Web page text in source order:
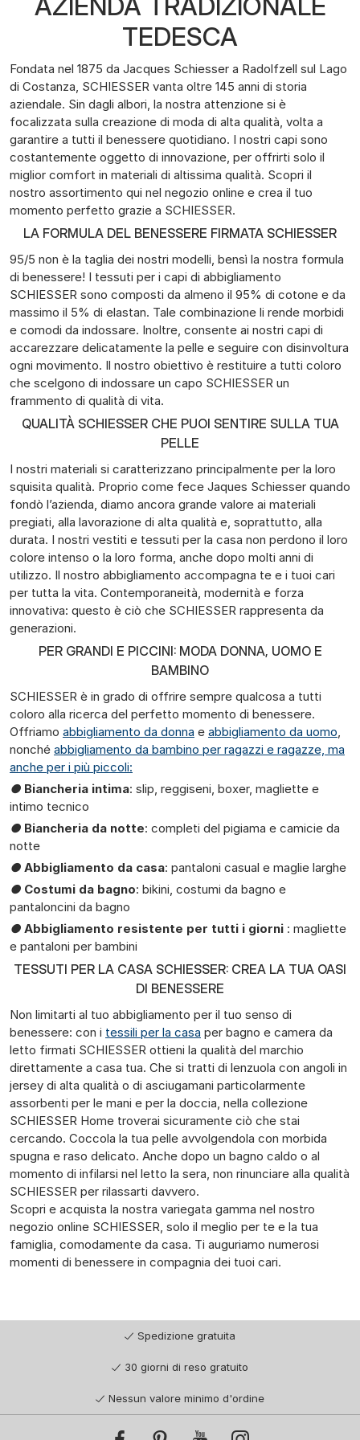
TEDESCA
Fondata nel 1875 da Jacques Schiesser a Radolfzell sul Lago
di Costanza, SCHIESSER vanta oltre 145 anni di storia
aziendale. Sin dagli albori, la nostra attenzione si è
focalizzata sulla creazione di moda di alta qualità, volta a
garantire a tutti il benessere quotidiano. I nostri capi sono
costantemente oggetto di innovazione, per offrirti solo il
miglior comfort in materiali di altissima qualità. Scopri il
nostro assortimento qui nel negozio online e crea il tuo
momento perfetto grazie a SCHIESSER.
LA FORMULA DEL BENESSERE FIRMATA SCHIESSER
95/5 non è la taglia dei nostri modelli, bensì la nostra formula
di benessere! I tessuti per i capi di abbigliamento
SCHIESSER sono composti da almeno il 95% di cotone e da
massimo il 5% di elastan. Tale combinazione li rende morbidi
e comodi da indossare. Inoltre, consente ai nostri capi di
accarezzare delicatamente la pelle e seguire con disinvoltura
ogni movimento. Il nostro obiettivo è restituire a tutti coloro
che scelgono di indossare un capo SCHIESSER un
frammento di qualità di vita.
QUALITÀ SCHIESSER CHE PUOI SENTIRE SULLA TUA
PELLE
I nostri materiali si caratterizzano principalmente per la loro
squisita qualità. Proprio come fece Jaques Schiesser quando
fondò l’azienda, diamo ancora grande valore ai materiali
pregiati, alla lavorazione di alta qualità e, soprattutto, alla
durata. I nostri vestiti e tessuti per la casa non perdono il loro
colore intenso o la loro forma, anche dopo molti anni di
utilizzo. Il nostro abbigliamento accompagna te e i tuoi cari
per tutta la vita. Contemporaneità, modernità e forza
innovativa: questo è ciò che SCHIESSER rappresenta da
generazioni.
PER GRANDI E PICCINI: MODA DONNA, UOMO E
BAMBINO
SCHIESSER è in grado di offrire sempre qualcosa a tutti
coloro alla ricerca del perfetto momento di benessere.
Offriamo abbigliamento da donna e abbigliamento da uomo
nonché abbigliamento da bambino per ragazzi e ragazze, ma
anche per i più piccoli:
● Biancheria intima: slip, reggiseni, boxer, magliette e
intimo tecnico
● Biancheria da notte: completi del pigiama e camicie da
notte
● Abbigliamento da casa: pantaloni casual e maglie larghe
● Costumi da bagno: bikini, costumi da bagno e
pantaloncini da bagno
● Abbigliamento resistente per tutti i giorni : magliette
e pantaloni per bambini
TESSUTI PER LA CASA SCHIESSER: CREA LA TUA OASI
DI BENESSERE
Non limitarti al tuo abbigliamento per il tuo senso di
benessere: con i tessili per la casa per bagno e camera da
letto firmati SCHIESSER ottieni la qualità del marchio
direttamente a casa tua. Che si tratti di lenzuola con angoli in
jersey di alta qualità o di asciugamani particolarmente
assorbenti per le mani e per la doccia, nella collezione
SCHIESSER Home troverai sicuramente ciò che stai
cercando. Coccola la tua pelle avvolgendola con morbida
spugna e raso delicato. Anche dopo un bagno caldo o al
momento di infilarsi nel letto la sera, non rinunciare alla qualità
SCHIESSER per rilassarti davvero.
Scopri e acquista la nostra variegata gamma nel nostro
negozio online SCHIESSER, solo il meglio per te e la tua
famiglia, comodamente da casa. Ti auguriamo numerosi
momenti di benessere in compagnia dei tuoi cari.
Spedizione gratuita
30 giorni di reso gratuito
Nessun valore minimo d'ordine